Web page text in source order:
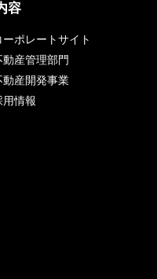
容
ーポレートサイト
動産管理部門
動産開発事業
用情報